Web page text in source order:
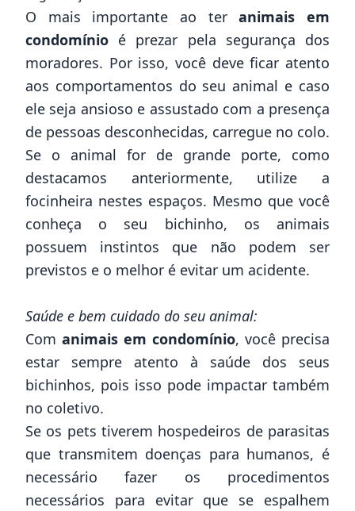
O mais importante ao teranimais em
condomínio é prezar pela segurança dos
moradores. Por isso, você deve ficar atento
aos comportamentos do seu animal e caso
ele seja ansioso e assustado com a presença
de pessoas desconhecidas, carregue no colo.
Se o animal for de grande porte, como
destacamos anteriormente, utilize a
focinheira nestes espaços. Mesmo que você
conheça o seu bichinho, os animais
possuem instintos que não podem ser
previstos e o melhor é evitar um acidente.
Saúde e bem cuidado do seu animal:
Com animais em condomínio, você precisa
estar sempre atento à saúde dos seus
bichinhos, pois isso pode impactar também
no coletivo.
Se os pets tiverem hospedeiros de parasitas
que transmitem doenças para humanos, é
necessário fazer os procedimentos
necessários para evitar que se espalhem